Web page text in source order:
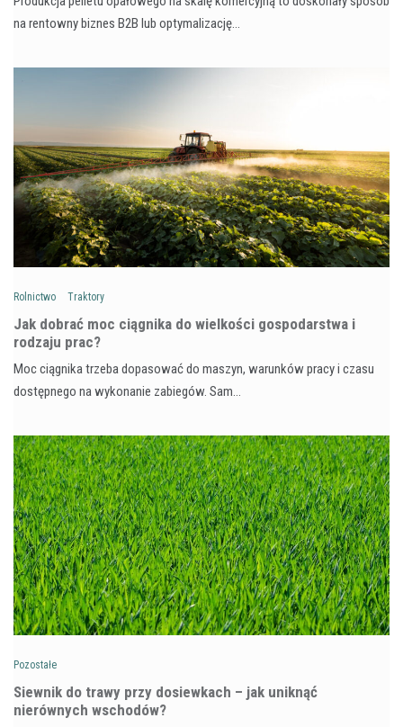
na rentowny biznes B2B lub optymalizację…
Rolnictwo Traktory
Jak dobrać moc ciągnika do wielkości gospodarstwa i
rodzaju prac?
Moc ciągnika trzeba dopasować do maszyn, warunków pracy i czasu
dostępnego na wykonanie zabiegów. Sam…
Pozostałe
Siewnik do trawy przy dosiewkach – jak uniknąć
nierównych wschodów?